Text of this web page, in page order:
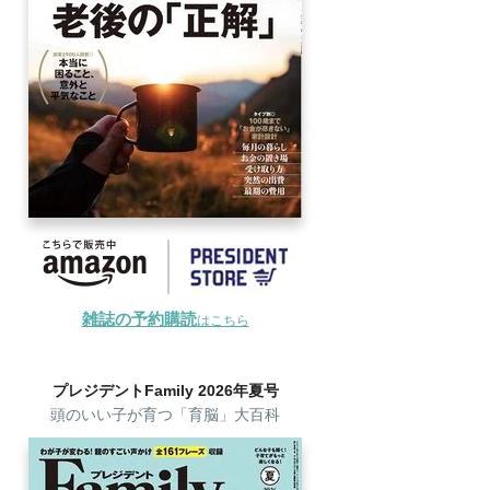
雑誌の予約購読はこちら
プレジデントFamily 2026年夏号
頭のいい子が育つ「育脳」大百科